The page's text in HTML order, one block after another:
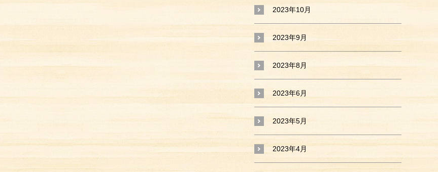
2023年10月
2023年9月
2023年8月
2023年6月
2023年5月
2023年4月